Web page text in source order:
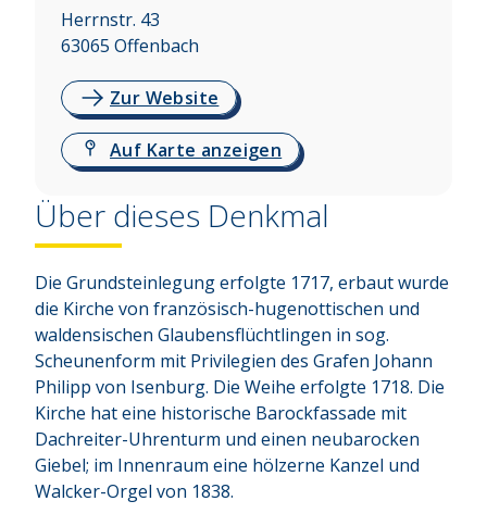
Herrnstr. 43
63065 Offenbach
Zur Website
Auf Karte anzeigen
Über dieses Denkmal
Die Grundsteinlegung erfolgte 1717, erbaut wurde
die Kirche von französisch-hugenottischen und
waldensischen Glaubensflüchtlingen in sog.
Scheunenform mit Privilegien des Grafen Johann
Philipp von Isenburg. Die Weihe erfolgte 1718. Die
Kirche hat eine historische Barockfassade mit
Dachreiter-Uhrenturm und einen neubarocken
Giebel; im Innenraum eine hölzerne Kanzel und
Walcker-Orgel von 1838.